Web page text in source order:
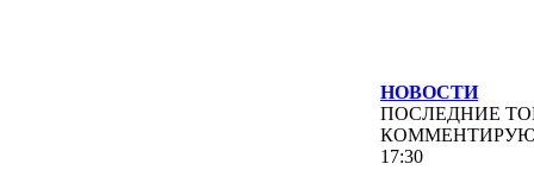
НОВОСТИ
ПОСЛЕДНИЕ
17:30